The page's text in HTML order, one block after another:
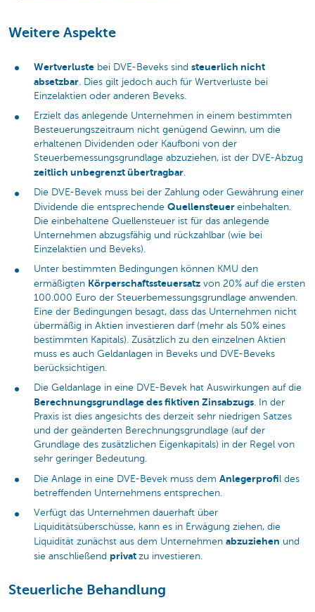
Weitere Aspekte
Wertverluste bei DVE-Beveks sind steuerlich nicht
absetzbar . Dies gilt jedoch auch für Wertverluste bei
Einzelaktien oder anderen Beveks.
Erzielt das anlegende Unternehmen in einem bestimmten
Besteuerungszeitraum nicht genügend Gewinn, um die
erhaltenen Dividenden oder Kaufboni von der
Steuerbemessungsgrundlage abzuziehen, ist der DVE-Abzug
zeitlich unbegrenzt übertragbar
Die DVE-Bevek muss bei der Zahlung oder Gewährung einer
Dividende die entsprechende Quellensteuer einbehalten.
Die einbehaltene Quellensteuer ist für das anlegende
Unternehmen abzugsfähig und rückzahlbar (wie bei
Einzelaktien und Beveks).
Unter bestimmten Bedingungen können KMU den
ermäßigten Körperschaftssteuersatz von 20% auf die ersten
100.000 Euro der Steuerbemessungsgrundlage anwenden.
Eine der Bedingungen besagt, dass das Unternehmen nicht
übermäßig in Aktien investieren darf (mehr als 50% eines
bestimmten Kapitals). Zusätzlich zu den einzelnen Aktien
muss es auch Geldanlagen in Beveks und DVE-Beveks
berücksichtigen.
Die Geldanlage in eine DVE-Bevek hat Auswirkungen auf die
Berechnungsgrundlage des fiktiven Zinsabzugs . In der
Praxis ist dies angesichts des derzeit sehr niedrigen Satzes
und der geänderten Berechnungsgrundlage (auf der
Grundlage des zusätzlichen Eigenkapitals) in der Regel von
sehr geringer Bedeutung.
Die Anlage in eine DVE-Bevek muss dem Anlegerprofil des
betreffenden Unternehmens entsprechen.
Verfügt das Unternehmen dauerhaft über
Liquiditätsüberschüsse, kann es in Erwägung ziehen, die
Liquidität zunächst aus dem Unternehmen abzuziehen und
sie anschließend privat zu investieren.
Steuerliche Behandlung